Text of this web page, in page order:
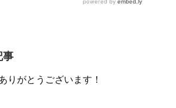
事
りがとうございます！